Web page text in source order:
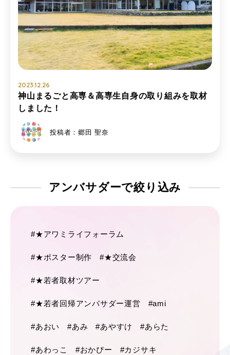
2023.12.26
神山まるごと高専＆高専生自身の取り組みを取材
しました！
投稿者：郷田 聖奈
アンバサダーで絞り込み
#★アワミライフォーラム
#★ポスター制作 #★交流会
#★若者取材ツアー
#★若者回帰アンバサダー運営 #ami
#あおい #あみ #あやすけ #あらた
#あわっこ #おかぴー #カジサキ